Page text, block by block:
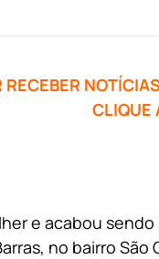
RECEBER
CLIQUE
e acabou
no bairro